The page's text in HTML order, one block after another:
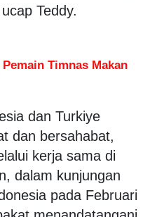
Teddy.
Timnas Makan
dan Turkiye
dan bersahabat,
kerja sama di
dalam kunjungan
pada Februari